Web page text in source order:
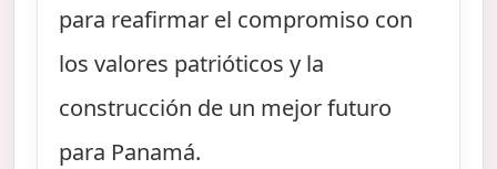
para reafirmar el compromiso con
los valores patrióticos y la
construcción de un mejor futuro
para Panamá.